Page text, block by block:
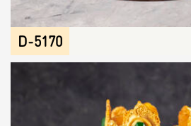
D-5170